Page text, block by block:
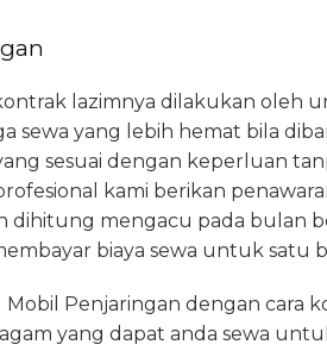
lazimnya dilakukan oleh
sewa yang lebih hemat bila
sesuai dengan keperluan
kami berikan
mengacu pada bulan
biaya sewa untuk satu
Mobil Penjaringan dengan cara
yang dapat anda sewa